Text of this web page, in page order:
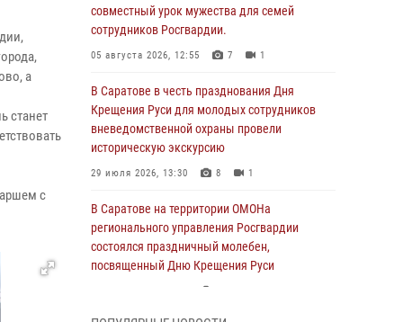
а
станет
с
совместный урок мужества для семей
сотрудников Росгвардии.
05 августа 2026, 12:55 7 1
В Саратове в честь празднования Дня
Крещения Руси для молодых сотрудников
вневедомственной охраны провели
историческую экскурсию
29 июля 2026, 13:30 8 1
В Саратове на территории ОМОНа
регионального управления Росгвардии
состоялся праздничный молебен,
посвященный Дню Крещения Руси